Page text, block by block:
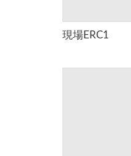
現場ERC1